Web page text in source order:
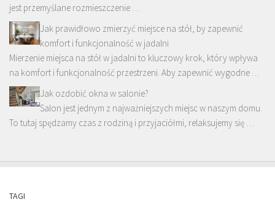
jest przemyślane rozmieszczenie …
Jak prawidłowo zmierzyć miejsce na stół, by zapewnić
komfort i funkcjonalność w jadalni
Mierzenie miejsca na stół w jadalni to kluczowy krok, który wpływa
na komfort i funkcjonalność przestrzeni. Aby zapewnić wygodne …
Jak ozdobić okna w salonie?
Salon jest jednym z najważniejszych miejsc w naszym domu.
To tutaj spędzamy czas z rodziną i przyjaciółmi, relaksujemy się …
TAGI